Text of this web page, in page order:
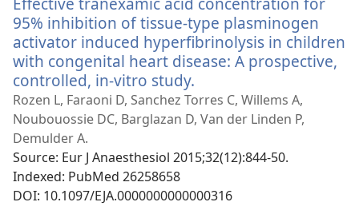
95% inhibition of tissue-type plasminogen
activator induced hyperfibrinolysis in children
with congenital heart disease: A prospective,
controlled, in-vitro study.
у
новому
Rozen L, Faraoni D, Sanchez Torres C, Willems A,
Noubouossie DC, Barglazan D, Van der Linden P,
Demulder A.
Source‎: Eur J Anaesthesiol 2015;32(12):844-50.
Indexed‎: PubMed 26258658
DOI‎: 10.1097/EJA.0000000000000316